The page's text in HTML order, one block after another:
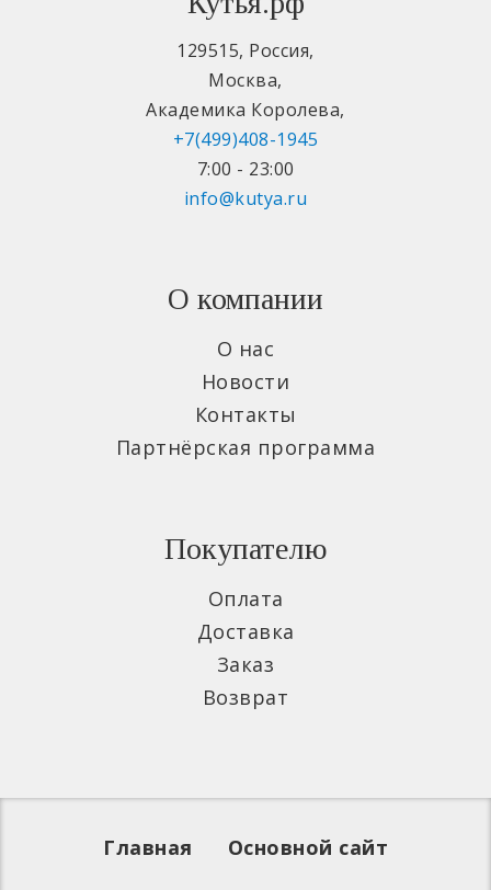
129515, Россия,
Москва,
Академика Королева,
+7(499)408-1945
7:00 - 23:00
info@kutya.ru
О компании
О нас
Новости
Контакты
Партнёрская программа
Покупателю
Оплата
Доставка
Заказ
Возврат
Главная Основной сайт